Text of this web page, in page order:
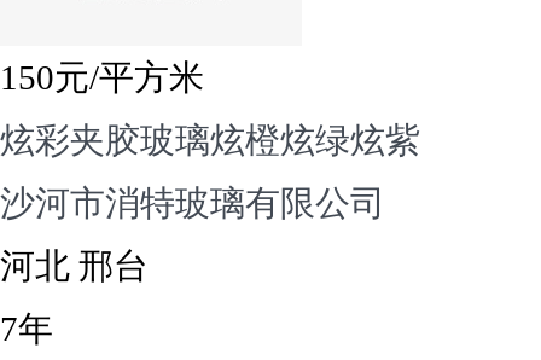
150元/平方米
炫彩夹胶玻璃炫橙炫绿炫紫
沙河市消特玻璃有限公司
河北 邢台
7年